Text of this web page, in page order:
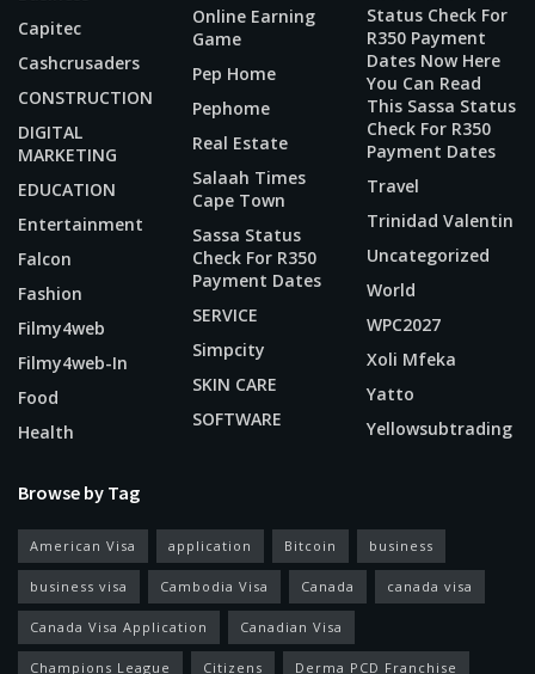
Capitec
Cashcrusaders
CONSTRUCTION
DIGITAL
MARKETING
EDUCATION
Entertainment
Falcon
Fashion
Filmy4web
Filmy4web-In
Food
Health
Online Earning
Game
Pep Home
Pephome
Real Estate
Salaah Times
Cape Town
Sassa Status
Check For R350
Payment Dates
SERVICE
Simpcity
SKIN CARE
SOFTWARE
Status Check For
R350 Payment
Dates Now Here
You Can Read
This Sassa Status
Check For R350
Payment Dates
Travel
Trinidad Valentin
Uncategorized
World
WPC2027
Xoli Mfeka
Yatto
Yellowsubtrading
Browse by Tag
American Visa application Bitcoin business
business visa Cambodia Visa Canada canada visa
Canada Visa Application Canadian Visa
Champions League Citizens Derma PCD Franchise